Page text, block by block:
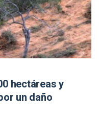
hectáreas y
un daño